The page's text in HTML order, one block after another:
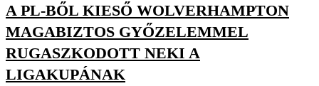
A PL-BŐL KIESŐ WOLVERHAMPTON
MAGABIZTOS GYŐZELEMMEL
RUGASZKODOTT NEKI A
LIGAKUPÁNAK